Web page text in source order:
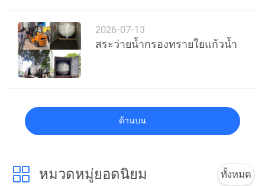
2026-07-13
สระว่ายน้ำกรองทรายใยแก้วน้ำ
ด้านบน
หมวดหมู่ยอดนิยม ทั้งหมด